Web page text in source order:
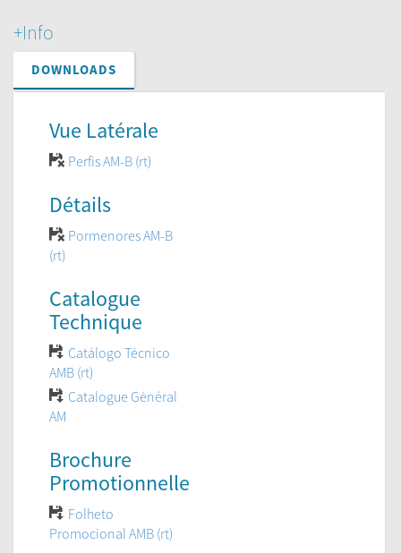
+Info
DOWNLOADS
Vue Latérale
Perfis AM-B (rt)
Détails
Pormenores AM-B
(rt)
Catalogue
Technique
Catálogo Técnico
AMB (rt)
Catalogue Général
AM
Brochure
Promotionnelle
Folheto
Promocional AMB (rt)